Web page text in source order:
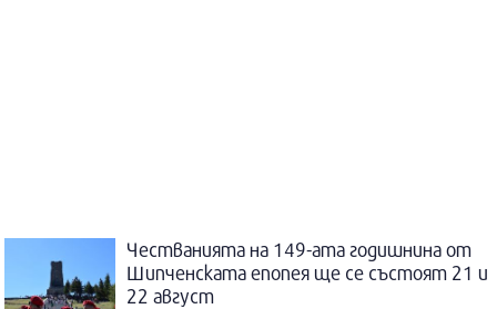
Честванията на 149-ата годишнина от
Шипченската епопея ще се състоят 21 и
22 август